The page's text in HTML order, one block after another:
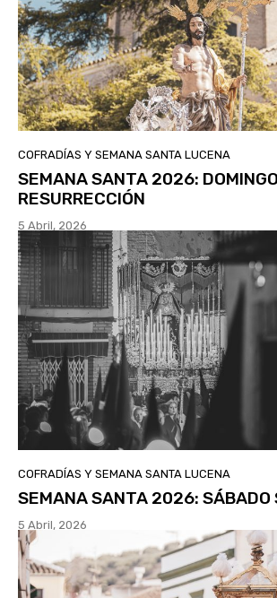
COFRADÍAS Y SEMANA SANTA LUCENA
SEMANA SANTA 2026:
RESURRECCIÓN
5 Abril, 2026
COFRADÍAS Y SEMANA SANTA LUCENA
SEMANA SANTA 2026: SÁBADO
5 Abril, 2026